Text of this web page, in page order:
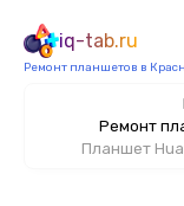
iq-tab.ru
Ремонт планшетов в
Ремонт
Планшет